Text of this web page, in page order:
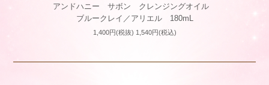
アンドハニー サボン クレンジングオイル
ブルークレイ／アリエル 180mL
1,400円(税抜) 1,540円(税込)